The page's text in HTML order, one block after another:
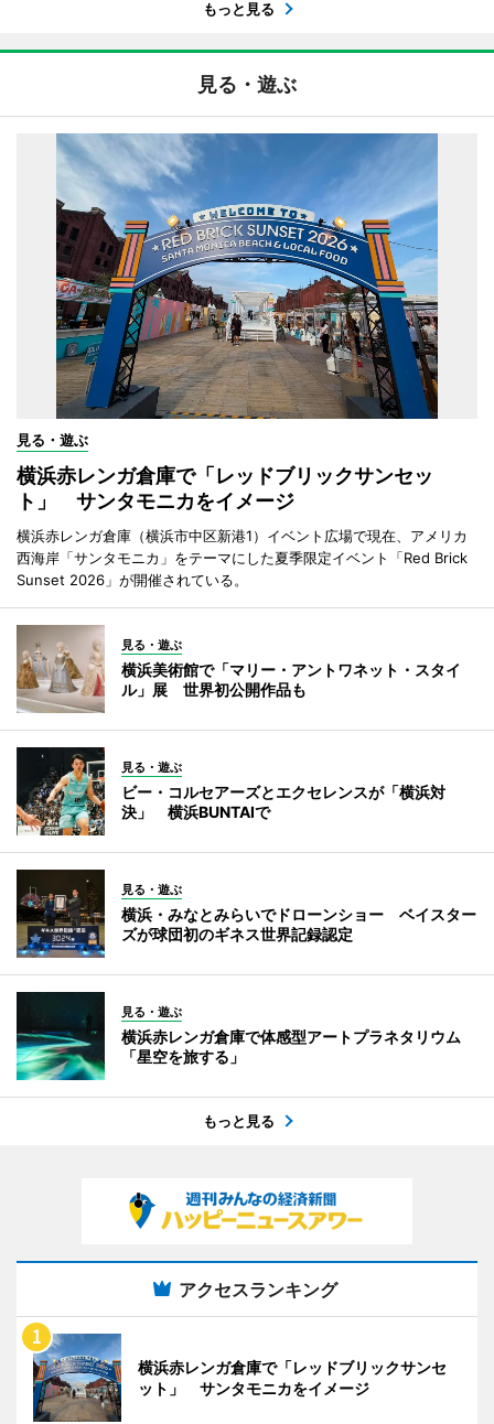
もっと見る
見る・遊ぶ
見る・遊ぶ
横浜赤レンガ倉庫で「レッドブリックサンセッ
ト」 サンタモニカをイメージ
横浜赤レンガ倉庫（横浜市中区新港1）イベント広場で現在、アメリカ
西海岸「サンタモニカ」をテーマにした夏季限定イベント「Red Brick
Sunset 2026」が開催されている。
見る・遊ぶ
横浜美術館で「マリー・アントワネット・スタイ
ル」展 世界初公開作品も
見る・遊ぶ
ビー・コルセアーズとエクセレンスが「横浜対
決」 横浜BUNTAIで
見る・遊ぶ
横浜・みなとみらいでドローンショー ベイスター
ズが球団初のギネス世界記録認定
見る・遊ぶ
横浜赤レンガ倉庫で体感型アートプラネタリウム
「星空を旅する」
もっと見る
アクセスランキング
横浜赤レンガ倉庫で「レッドブリックサンセ
ット」 サンタモニカをイメージ